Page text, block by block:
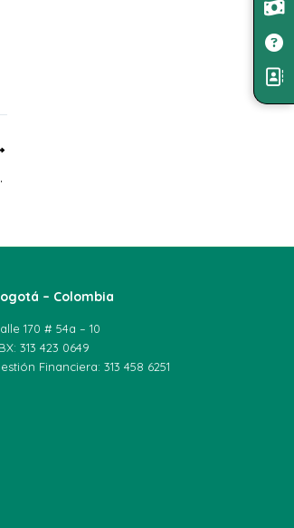
Ecociem 2025-1
– Colombia
170 # 54a – 10
313 423 0649
Financiera: 313 458 6251